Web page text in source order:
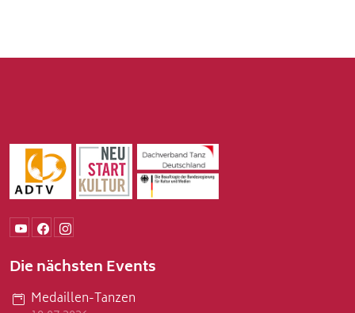
Die nächsten Events
Medaillen-Tanzen